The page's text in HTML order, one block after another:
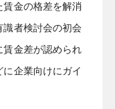
金の格差を解消
識者検討会の初会
賃金差が認められ
企業向けにガイ